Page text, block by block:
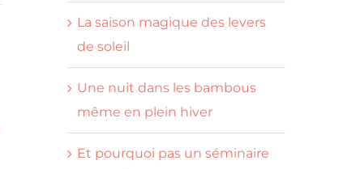
La saison magique des levers
de soleil
Une nuit dans les bambous
même en plein hiver
Et pourquoi pas un séminaire